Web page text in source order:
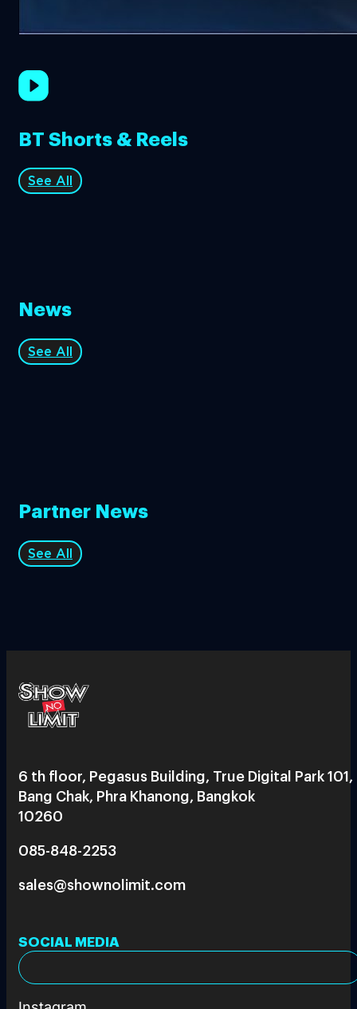
BT Shorts & Reels
See All
News
See All
Partner News
See All
6 th floor, Pegasus Building, True Digital Park 101,
Bang Chak, Phra Khanong, Bangkok
10260
085-848-2253
sales@shownolimit.com
SOCIAL MEDIA